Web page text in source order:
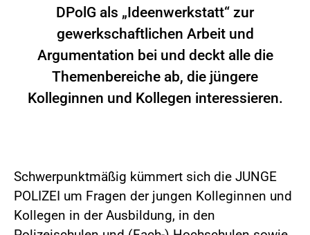
DPolG als „Ideenwerkstatt“ zur
gewerkschaftlichen Arbeit und
Argumentation bei und deckt alle die
Themenbereiche ab, die jüngere
Kolleginnen und Kollegen interessieren.
Schwerpunktmäßig kümmert sich die JUNGE
POLIZEI um Fragen der jungen Kolleginnen und
Kollegen in der Ausbildung, in den